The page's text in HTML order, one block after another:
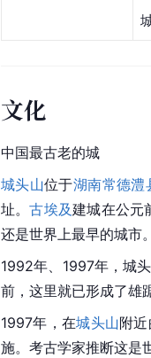
文化
中国最古老的城
城头山位于湖南常德澧
址。古埃及建城在公元
还是世界上最早的城市
1992年、1997年，城
前，这里就已形成了雄
1997年，在城头山附
施。考古学家推断这是